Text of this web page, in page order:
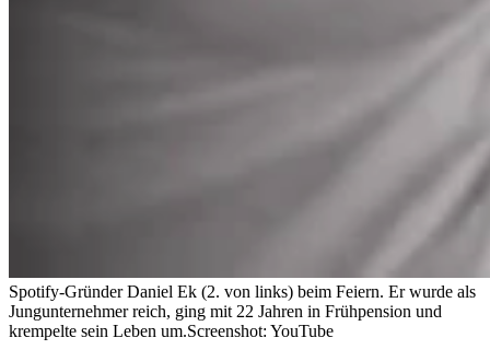
Spotify-Gründer Daniel Ek (2. von links) beim Feiern. Er wurde als
Jungunternehmer reich, ging mit 22 Jahren in Frühpension und
krempelte sein Leben um.Screenshot: YouTube